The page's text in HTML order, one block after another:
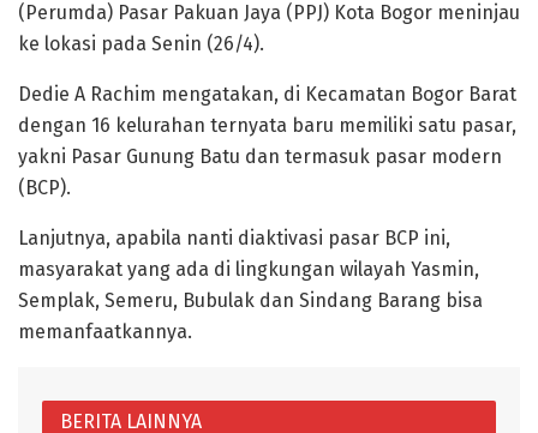
(Perumda) Pasar Pakuan Jaya (PPJ) Kota Bogor meninjau
ke lokasi pada Senin (26/4).
Dedie A Rachim mengatakan, di Kecamatan Bogor Barat
dengan 16 kelurahan ternyata baru memiliki satu pasar,
yakni Pasar Gunung Batu dan termasuk pasar modern
(BCP).
Lanjutnya, apabila nanti diaktivasi pasar BCP ini,
masyarakat yang ada di lingkungan wilayah Yasmin,
Semplak, Semeru, Bubulak dan Sindang Barang bisa
memanfaatkannya.
BERITA LAINNYA